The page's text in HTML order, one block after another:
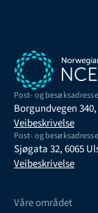
Post- og
Borgundvegen
Veibeskrivelse
Post- og
Sjøgata 32, 6065
Veibeskrivelse
Våre området